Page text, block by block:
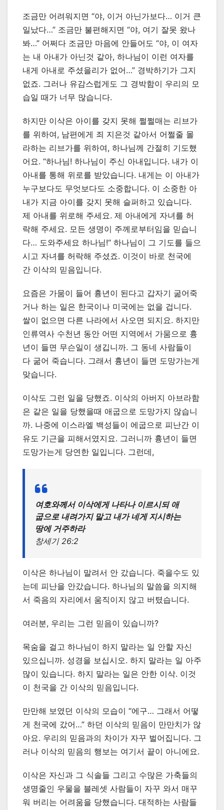
조금만 어려워지면 “야, 이거 아닌가보다… 이거 큰
일났다…” 조금만 불편해지면 “야, 여기 잘못 왔나
봐…” 어쩌다 조금만 마음에 안들어도 “야, 이 여자
는 내 아내가 아닌것 같아, 하나님이 이런 여자를
내게 아내로 주셨을리가 없어…” 경박하기가 그지
없죠. 그러나 유감스럽게도 그 경박함이 우리의 모
습일 때가 너무 많습니다.
하지만 이삭은 아이를 갖지 못해 쩔쩔매는 리브가
를 위하여, 남편에게 죄 지은것 같아서 어쩔줄 몰
라하는 리브가를 위하여, 하나님께 간절히 기도했
어요. “하나님! 하나님이 주신 아내입니다. 내가 이
아내를 통해 위로를 받았습니다. 내게는 이 아내가
누구보다도 무엇보다도 소중합니다. 이 소중한 아
내가 지금 아이를 갖지 못해 슬퍼하고 있습니다.
제 아내를 위로해 주세요. 제 아내에게 자녀를 허
락해 주세요. 모든 생명이 주께로부터임을 믿습니
다… 도와주세요 하나님!“ 하나님이 그 기도를 들으
시고 자녀를 허락해 주셨죠. 이것이 바로 천국에
간 이삭의 믿음입니다.
요즘은 가뭄이 들어 흉년이 된다고 갑자기 굶어죽
거나 하는 일은 한국이나 미국에는 없을 겁니다.
쌀이 없으면 다른 나라에서 사오면 되지요. 하지만
인류역사 수천년 동안 어떤 지역에서 가뭄으로 흉
년이 들면 무슨일이 생깁니까. 그 동네 사람들이
다 굶어 죽습니다. 그래서 흉년이 들면 도망가는게
맞습니다.
이삭도 그런 일을 당했죠. 이삭의 아버지 아브라함
은 같은 일을 당했을때 애굽으로 도망가지 않습니
까. 나중에 이스라엘 백성들이 에굽으로 피난간 이
유도 기근을 피해서였지요. 그러니까 흉년이 들면
도망가는게 당연한 일입니다. 그런데,
여호와께서 이삭에게 나타나 이르시되 애
굽으로 내려가지 말고 내가 네게 지시하는
땅에 거주하라
창세기 26:2
이삭은 하나님이 말려서 안 갔습니다. 죽을수도 있
는데 피난을 안갔습니다. 하나님의 말씀을 의지해
서 죽음의 자리에서 움직이지 않고 버텼습니다.
여러분, 우리는 그런 믿음이 있습니까?
목숨을 걸고 하나님이 하지 말라는 일 안할 자신
있으십니까. 성경을 보십시오. 하지 말라는 일 아주
많이 있습니다. 하지 말라는 일은 안한 이삭. 이것
이 천국을 간 이삭의 믿음입니다.
만만해 보였던 이삭의 모습이 “에구… 그래서 어떻
게 천국에 갔어…” 하던 이삭의 믿음이 만만치가 않
아요. 우리의 믿음과의 차이가 자꾸 벌어집니다. 그
러나 이삭의 믿음의 행보는 여기서 끝이 아니에요.
이삭은 자신과 그 식솔들 그리고 수많은 가축들의
생명줄인 우물을 블레셋 사람들이 자꾸 와서 매꾸
워 버리는 어려움을 당했습니다. 대적하는 사람들